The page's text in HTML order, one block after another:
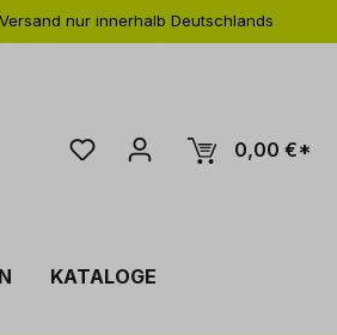
Versand nur innerhalb Deutschlands
0,00 €*
KATALOGE